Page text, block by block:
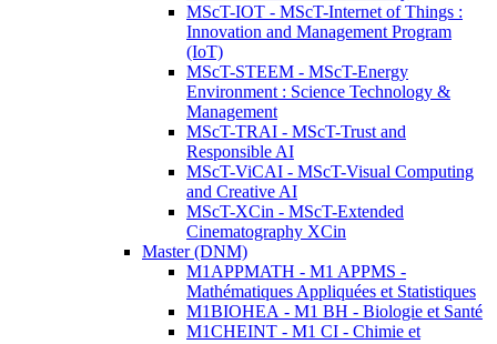
MScT-IOT - MScT-Internet of Things :
Innovation and Management Program
(IoT)
MScT-STEEM - MScT-Energy
Environment : Science Technology &
Management
MScT-TRAI - MScT-Trust and
Responsible AI
MScT-ViCAI - MScT-Visual Computing
and Creative AI
MScT-XCin - MScT-Extended
Cinematography XCin
Master (DNM)
M1APPMATH - M1 APPMS -
Mathématiques Appliquées et Statistiques
M1BIOHEA - M1 BH - Biologie et Santé
M1CHEINT - M1 CI - Chimie et